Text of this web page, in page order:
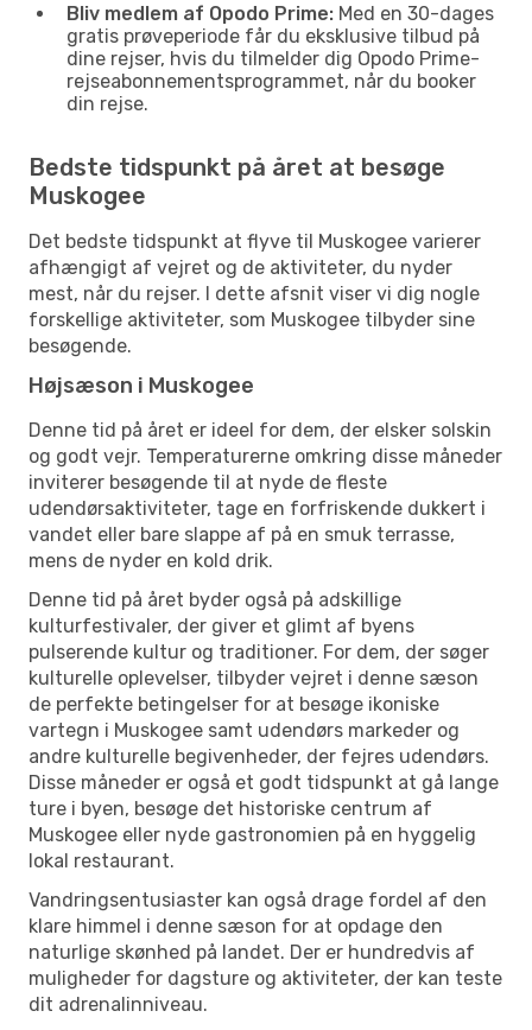
Bliv medlem af Opodo Prime: Med en 30-dages
gratis prøveperiode får du eksklusive tilbud på
dine rejser, hvis du tilmelder dig Opodo Prime-
rejseabonnementsprogrammet, når du booker
din rejse.
Bedste tidspunkt på året at besøge
Muskogee
Det bedste tidspunkt at flyve til Muskogee varierer
afhængigt af vejret og de aktiviteter, du nyder
mest, når du rejser. I dette afsnit viser vi dig nogle
forskellige aktiviteter, som Muskogee tilbyder sine
besøgende.
Højsæson i Muskogee
Denne tid på året er ideel for dem, der elsker solskin
og godt vejr. Temperaturerne omkring disse måneder
inviterer besøgende til at nyde de fleste
udendørsaktiviteter, tage en forfriskende dukkert i
vandet eller bare slappe af på en smuk terrasse,
mens de nyder en kold drik.
Denne tid på året byder også på adskillige
kulturfestivaler, der giver et glimt af byens
pulserende kultur og traditioner. For dem, der søger
kulturelle oplevelser, tilbyder vejret i denne sæson
de perfekte betingelser for at besøge ikoniske
vartegn i Muskogee samt udendørs markeder og
andre kulturelle begivenheder, der fejres udendørs.
Disse måneder er også et godt tidspunkt at gå lange
ture i byen, besøge det historiske centrum af
Muskogee eller nyde gastronomien på en hyggelig
lokal restaurant.
Vandringsentusiaster kan også drage fordel af den
klare himmel i denne sæson for at opdage den
naturlige skønhed på landet. Der er hundredvis af
muligheder for dagsture og aktiviteter, der kan teste
dit adrenalinniveau.